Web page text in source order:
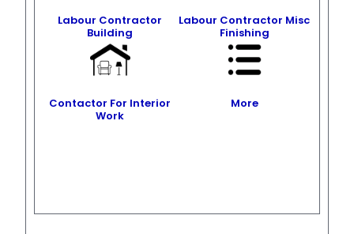
Labour Contractor
Building
Labour Contractor Misc
Finishing
Contactor For Interior
Work
More